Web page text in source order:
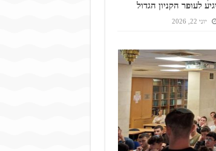
לעופר הקניון הגדול
יוני 22, 2026